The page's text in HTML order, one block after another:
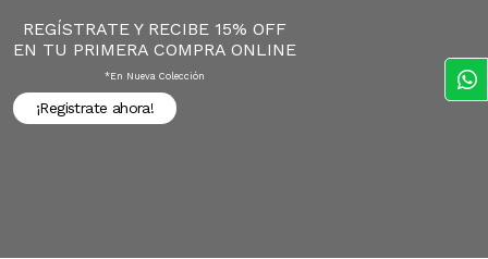
REGÍSTRATE Y RECIBE 15% OFF
EN TU PRIMERA COMPRA ONLINE
*en Nueva Colección
¡Registrate ahora!